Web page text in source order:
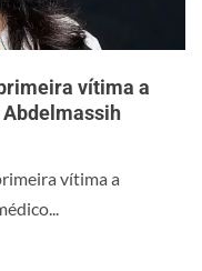
vítima a
vítima a